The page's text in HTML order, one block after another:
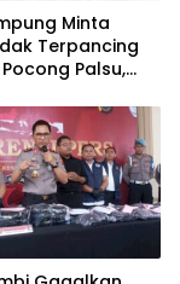
Minta
Terpancing
Palsu,